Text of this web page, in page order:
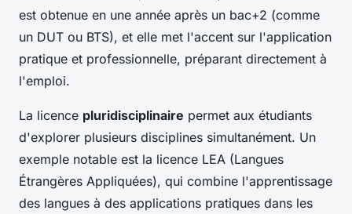
est obtenue en une année après un bac+2 (comme
un DUT ou BTS), et elle met l'accent sur l'application
pratique et professionnelle, préparant directement à
l'emploi.
La licence pluridisciplinaire permet aux étudiants
d'explorer plusieurs disciplines simultanément. Un
exemple notable est la licence LEA (Langues
Étrangères Appliquées), qui combine l'apprentissage
des langues à des applications pratiques dans les